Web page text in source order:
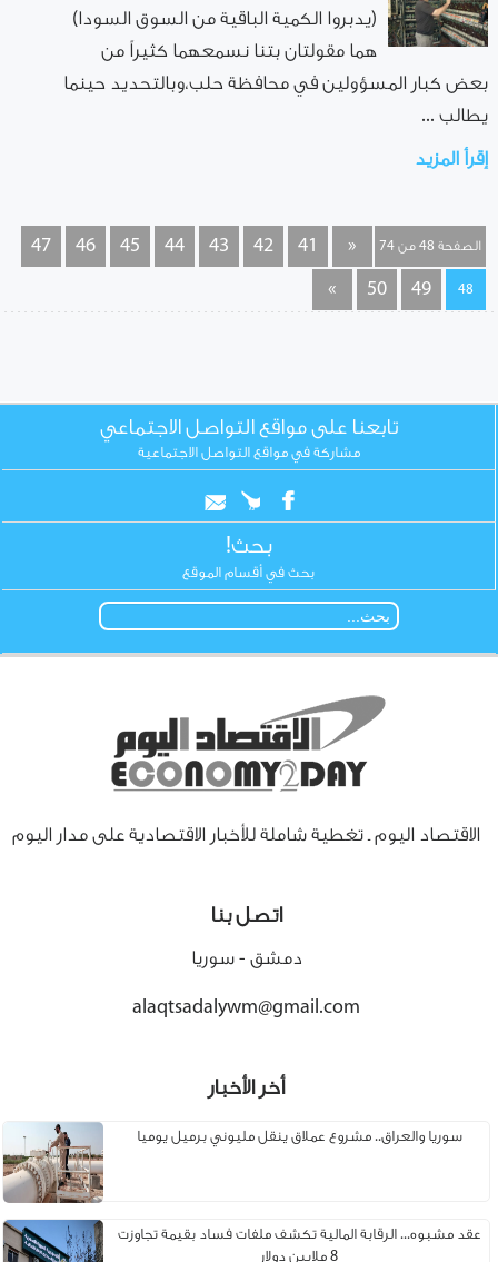
(يدبروا الكمية الباقية من السوق السودا)
هما مقولتان بتنا نسمعهما كثيراً من
بعض كبار المسؤولين في محافظة حلب،وبالتحديد حينما
يطالب ...
إقرأ المزيد
الصفحة 48 من 74 «
41
42
43
44
45
46
47
48
49
50
»
تابعنا على مواقع التواصل الاجتماعي
مشاركة في مواقع التواصل الاجتماعية
بحث!
بحث في أقسام الموقع
الاقتصاد اليوم ـ تغطية شاملة للأخبار الاقتصادية على مدار اليوم
اتصل بنا
دمشق - سوريا
alaqtsadalywm@gmail.com
أخر الأخبار
سوريا والعراق.. مشروع عملاق ينقل مليوني برميل يوميا
عقد مشبوه... الرقابة المالية تكشف ملفات فساد بقيمة تجاوزت
8 ملايين دولار